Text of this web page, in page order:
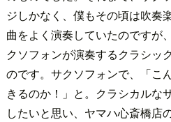
ジしかなく、僕もその頃は吹奏
曲をよく演奏していたのですが
クソフォンが演奏するクラシッ
のです。サクソフォンで、「こ
きるのか！」と。クラシカルな
したいと思い、ヤマハ心斎橋店